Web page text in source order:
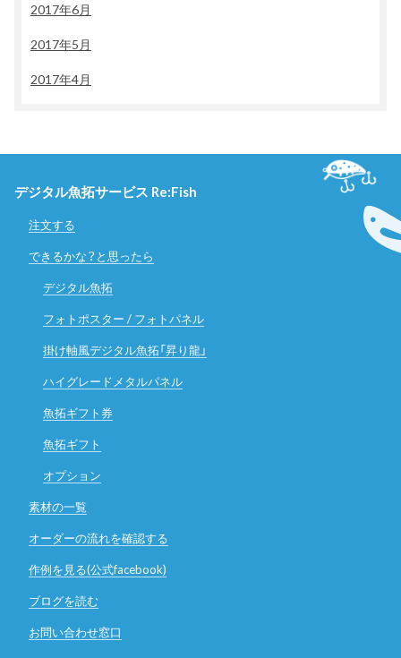
2017年6月
2017年5月
2017年4月
デジタル魚拓サービス Re:Fish
注文する
できるかな？と思ったら
デジタル魚拓
フォトポスター / フォトパネル
掛け軸風デジタル魚拓「昇り龍」
ハイグレードメタルパネル
魚拓ギフト券
魚拓ギフト
オプション
素材の一覧
オーダーの流れを確認する
作例を見る(公式facebook)
ブログを読む
お問い合わせ窓口